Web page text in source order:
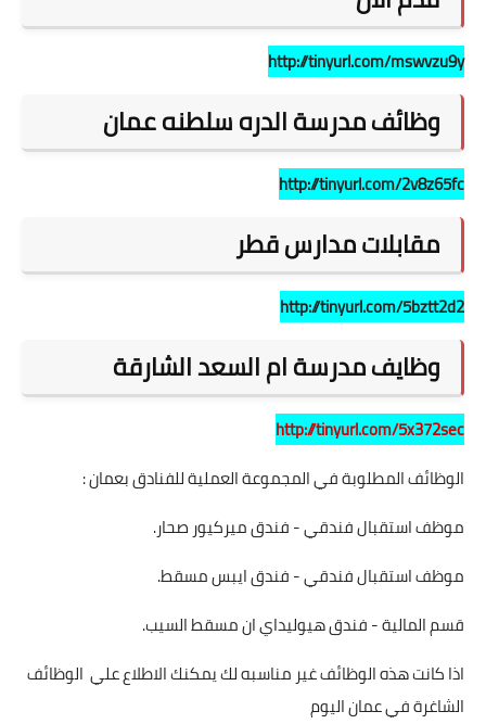
http://tinyurl.com/mswvzu9y
وظائف مدرسة الدره سلطنه عمان
http://tinyurl.com/2v8z65fc
مقابلات مدارس قطر
http://tinyurl.com/5bztt2d2
وظايف مدرسة ام السعد الشارقة
http://tinyurl.com/5x372sec
الوظائف المطلوبة في المجموعة العملية للفنادق بعمان :
موظف استقبال فندقي - فندق ميركيور صحار.
موظف استقبال فندقي - فندق ايبس مسقط.
قسم المالية - فندق هيوليداي ان مسقط السيب.
اذا كانت هذه الوظائف غير مناسبه لك يمكنك الاطلاع علي الوظائف
الشاغرة في عمان اليوم